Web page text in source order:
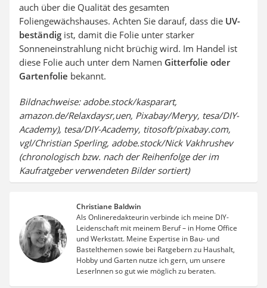
auch über die Qualität des gesamten
Foliengewächshauses. Achten Sie darauf, dass die UV-
beständig ist, damit die Folie unter starker
Sonneneinstrahlung nicht brüchig wird. Im Handel ist
diese Folie auch unter dem Namen Gitterfolie oder
Gartenfolie bekannt.
Bildnachweise: adobe.stock/kasparart,
amazon.de/Relaxdaysr,uen, Pixabay/Meryy, tesa/DIY-
Academy), tesa/DIY-Academy, titosoft/pixabay.com,
vgl/Christian Sperling, adobe.stock/Nick Vakhrushev
(chronologisch bzw. nach der Reihenfolge der im
Kaufratgeber verwendeten Bilder sortiert)
Christiane Baldwin
Als Onlineredakteurin verbinde ich meine DIY-
Leidenschaft mit meinem Beruf – in Home Office
und Werkstatt. Meine Expertise in Bau- und
Bastelthemen sowie bei Ratgebern zu Haushalt,
Hobby und Garten nutze ich gern, um unsere
LeserInnen so gut wie möglich zu beraten.